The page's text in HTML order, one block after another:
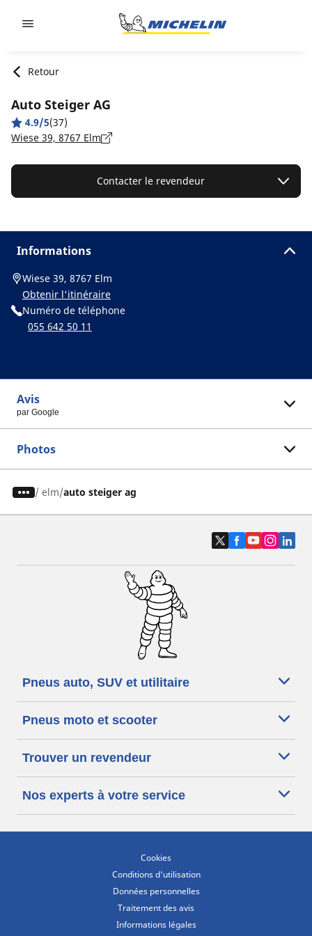
Retour
Auto Steiger AG
4.9/5(37)
Wiese 39, 8767 Elm
Contacter le revendeur
Informations
Wiese 39, 8767 Elm
Obtenir l'itinéraire
Numéro de téléphone
055 642 50 11
Avis
par Google
Photos
/ elm auto steiger ag
Pneus auto, SUV et utilitaire
Pneus moto et scooter
Trouver un revendeur
Nos experts à votre service
Cookies
Conditions d'utilisation
Données personnelles
Traitement des avis
Informations légales